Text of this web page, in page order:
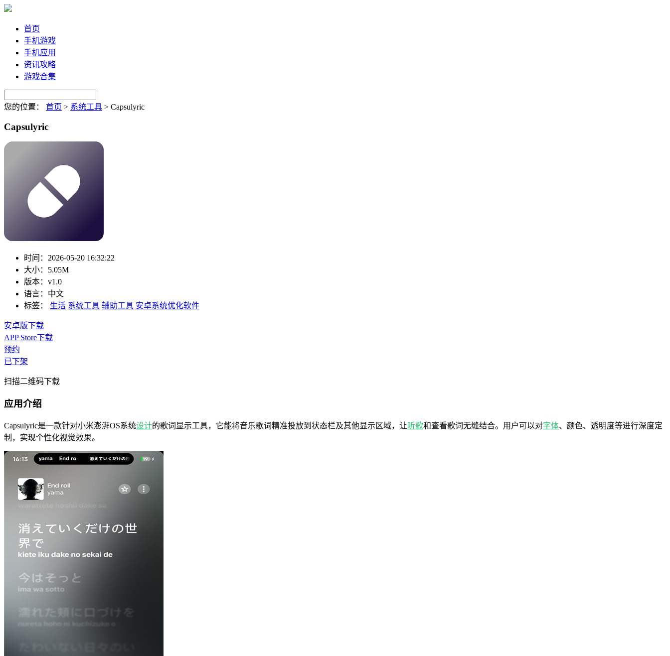
首页
手机游戏
手机应用
资讯攻略
游戏合集
您的位置： 首页 > 系统工具 > Capsulyric
Capsulyric
时间： 2026-05-20 16:32:22
大小： 5.05M
版本： v1.0
语言： 中文
标签：
生活 系统工具 辅助工具 安卓系统优化软件
安卓版下载
APP Store下载
预约
已下架
扫描二维码下载
应用介绍
Capsulyric是一款针对小米澎湃OS系统设计的歌词显示工具，它能将音乐歌词精准投放到状态栏及其他显示区域，让听歌和查看歌词无缝结合。用户可以对字体、颜色、透明度等进行深度定
制，实现个性化视觉效果。